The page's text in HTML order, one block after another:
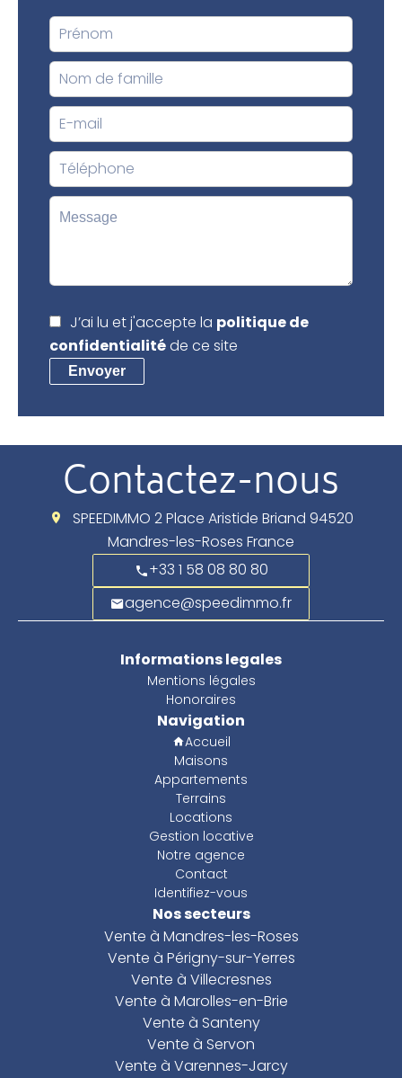
J’ai lu et j'accepte la politique de
confidentialitéde ce site
Envoyer
Contactez-nous
SPEEDIMMO 2 Place Aristide Briand 94520
Mandres-les-Roses France
+33 1 58 08 80 80
agence@speedimmo.fr
Informations legales
Mentions légales
Honoraires
Navigation
Accueil
Maisons
Appartements
Terrains
Locations
Gestion locative
Notre agence
Contact
Identifiez-vous
Nos secteurs
Vente à Mandres-les-Roses
Vente à Périgny-sur-Yerres
Vente à Villecresnes
Vente à Marolles-en-Brie
Vente à Santeny
Vente à Servon
Vente à Varennes-Jarcy